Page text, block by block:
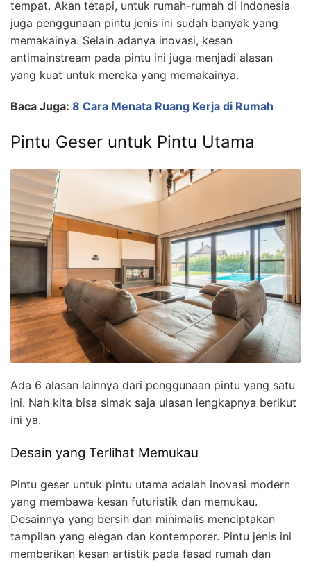
tempat. Akan tetapi, untuk rumah-rumah di Indonesia
juga penggunaan pintu jenis ini sudah banyak yang
memakainya. Selain adanya inovasi, kesan
antimainstream pada pintu ini juga menjadi alasan
yang kuat untuk mereka yang memakainya.
Baca Juga: 8 Cara Menata Ruang Kerja di Rumah
Pintu Geser untuk Pintu Utama
Ada 6 alasan lainnya dari penggunaan pintu yang satu
ini. Nah kita bisa simak saja ulasan lengkapnya berikut
ini ya.
Desain yang Terlihat Memukau
Pintu geser untuk pintu utama adalah inovasi modern
yang membawa kesan futuristik dan memukau.
Desainnya yang bersih dan minimalis menciptakan
tampilan yang elegan dan kontemporer. Pintu jenis ini
memberikan kesan artistik pada fasad rumah dan